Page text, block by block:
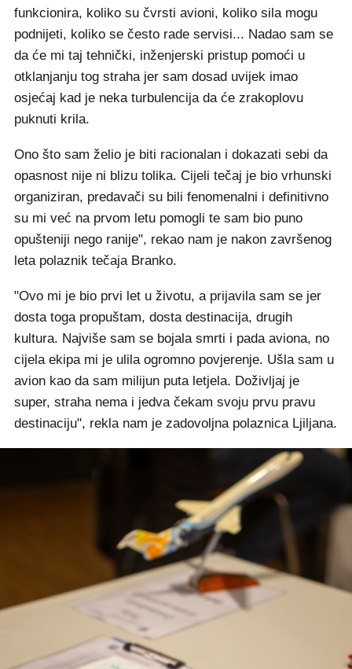
funkcionira, koliko su čvrsti avioni, koliko sila mogu
podnijeti, koliko se često rade servisi... Nadao sam se
da će mi taj tehnički, inženjerski pristup pomoći u
otklanjanju tog straha jer sam dosad uvijek imao
osjećaj kad je neka turbulencija da će zrakoplovu
puknuti krila.
Ono što sam želio je biti racionalan i dokazati sebi da
opasnost nije ni blizu tolika. Cijeli tečaj je bio vrhunski
organiziran, predavači su bili fenomenalni i definitivno
su mi već na prvom letu pomogli te sam bio puno
opušteniji nego ranije", rekao nam je nakon završenog
leta polaznik tečaja Branko.
"Ovo mi je bio prvi let u životu, a prijavila sam se jer
dosta toga propuštam, dosta destinacija, drugih
kultura. Najviše sam se bojala smrti i pada aviona, no
cijela ekipa mi je ulila ogromno povjerenje. Ušla sam u
avion kao da sam milijun puta letjela. Doživljaj je
super, straha nema i jedva čekam svoju prvu pravu
destinaciju", rekla nam je zadovoljna polaznica Ljiljana.